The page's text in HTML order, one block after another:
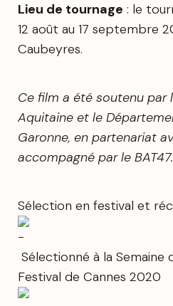
Lieu de tournage : le
12 août au 17 septembre
Caubeyres.
Ce film a été soutenu par
Aquitaine et le
Garonne, en partenariat
accompagné par le BAT47.
Sélection en festival et
Sélectionné à la Semaine
Festival de Cannes 2020